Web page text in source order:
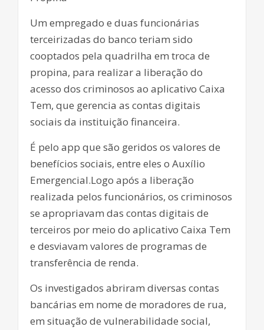
Um empregado e duas funcionárias
terceirizadas do banco teriam sido
cooptados pela quadrilha em troca de
propina, para realizar a liberação do
acesso dos criminosos ao aplicativo Caixa
Tem, que gerencia as contas digitais
sociais da instituição financeira.
É pelo app que são geridos os valores de
benefícios sociais, entre eles o Auxílio
Emergencial.Logo após a liberação
realizada pelos funcionários, os criminosos
se apropriavam das contas digitais de
terceiros por meio do aplicativo Caixa Tem
e desviavam valores de programas de
transferência de renda.
Os investigados abriram diversas contas
bancárias em nome de moradores de rua,
em situação de vulnerabilidade social,